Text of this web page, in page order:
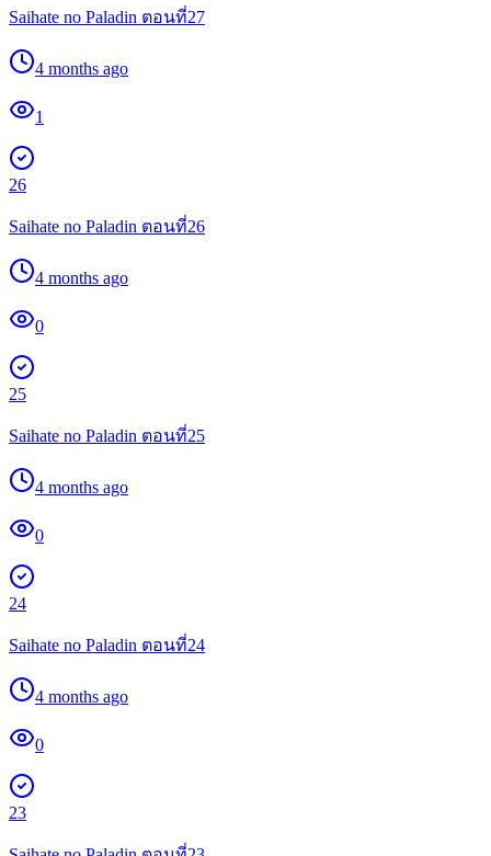
Saihate no Paladin ตอนที่27
4 months ago
1
26
Saihate no Paladin ตอนที่26
4 months ago
0
25
Saihate no Paladin ตอนที่25
4 months ago
0
24
Saihate no Paladin ตอนที่24
4 months ago
0
23